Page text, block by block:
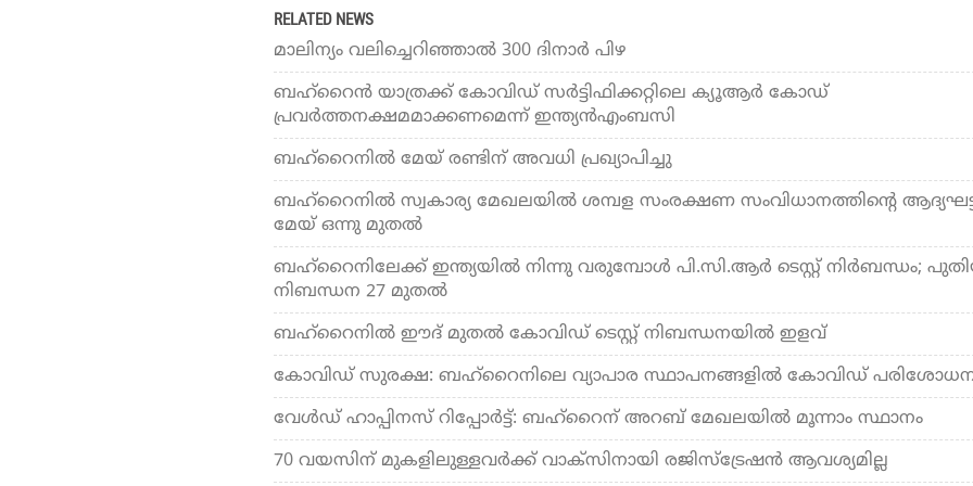
RELATED NEWS
മാലിന്യം വലിച്ചെറിഞ്ഞാല്‍ 300 ദിനാര്‍ പിഴ
ബഹ്‌റൈന്‍ യാത്രക്ക് കോവിഡ് സര്‍ട്ടിഫിക്കറ്റിലെ ക്യൂആര്‍ കോഡ്
പ്രവര്‍ത്തനക്ഷമമാക്കണമെന്ന് ഇന്ത്യന്‍എംബസി
ബഹ്‌റൈനില്‍ മേയ് രണ്ടിന് അവധി പ്രഖ്യാപിച്ചു
ബഹ്‌റൈനില്‍ സ്വകാര്യ മേഖലയില്‍ ശമ്പള സംരക്ഷണ സംവിധാനത്തിന്റെ
മേയ് ഒന്നു മുതല്‍
ബഹ്‌റൈനിലേക്ക് ഇന്ത്യയില്‍ നിന്നു വരുമ്പോള്‍ പി.സി.ആര്‍ ടെസ്റ്റ് നിര്‍ബന്ധം;
നിബന്ധന 27 മുതല്‍
ബഹ്‌റൈനില്‍ ഈദ് മുതല്‍ കോവിഡ് ടെസ്റ്റ് നിബന്ധനയില്‍ ഇളവ്
കോവിഡ് സുരക്ഷ: ബഹ്‌റൈനിലെ വ്യാപാര സ്ഥാപനങ്ങളില്‍ കോവിഡ്
വേള്‍ഡ് ഹാപ്പിനസ് റിപ്പോര്‍ട്ട്: ബഹ്‌റൈന് അറബ് മേഖലയില്‍ മൂന്നാം സ്ഥാനം
70 വയസിന് മുകളിലുള്ളവര്‍ക്ക് വാക്‌സിനായി രജിസ്‌ട്രേഷന്‍ ആവശ്യമില്ല